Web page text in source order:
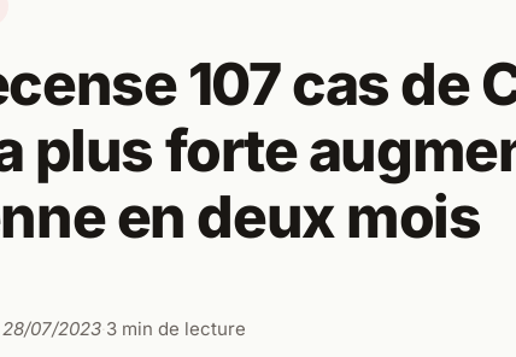
107 cas de
plus forte
en deux mois
07/2023·3 min de lecture